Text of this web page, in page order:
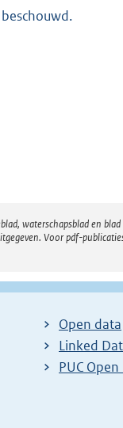
waterschapsblad en
Voor pdf-
Open data
Linked
PUC